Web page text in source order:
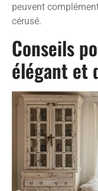
peuvent
cérusé.
Conseils
élégant et